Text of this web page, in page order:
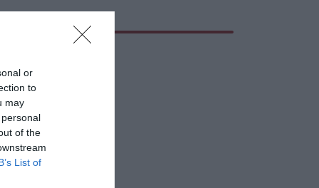
or
to
may
of the
List of